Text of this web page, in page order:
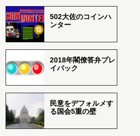
502大佐のコインハ
ンター
2018年閣僚答弁プレ
イバック
民意をデフォルメす
る国会5重の壁